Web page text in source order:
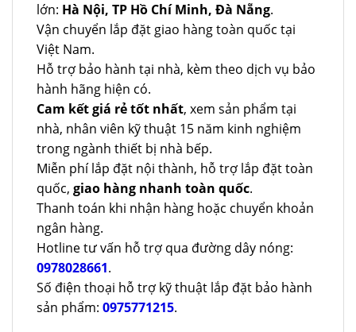
lớn: Hà Nội, TP Hồ Chí Minh, Đà Nẵng.
Vận chuyển lắp đặt giao hàng toàn quốc tại
Việt Nam.
Hỗ trợ bảo hành tại nhà, kèm theo dịch vụ bảo
hành hãng hiện có.
Cam kết giá rẻ tốt nhất, xem sản phẩm tại
nhà, nhân viên kỹ thuật 15 năm kinh nghiệm
trong ngành thiết bị nhà bếp.
Miễn phí lắp đặt nội thành, hỗ trợ lắp đặt toàn
quốc, giao hàng nhanh toàn quốc.
Thanh toán khi nhận hàng hoặc chuyển khoản
ngân hàng.
Hotline tư vấn hỗ trợ qua đường dây nóng:
0978028661.
Số điện thoại hỗ trợ kỹ thuật lắp đặt bảo hành
sản phẩm: 0975771215.